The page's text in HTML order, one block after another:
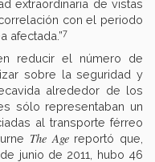
extraordinaria de vistas
con el periodo
afectada.”7
reducir el número de
sobre la seguridad y
alrededor de los
sólo representaban un
al transporte férreo
The Agereportó que,
junio de 2011, hubo 46